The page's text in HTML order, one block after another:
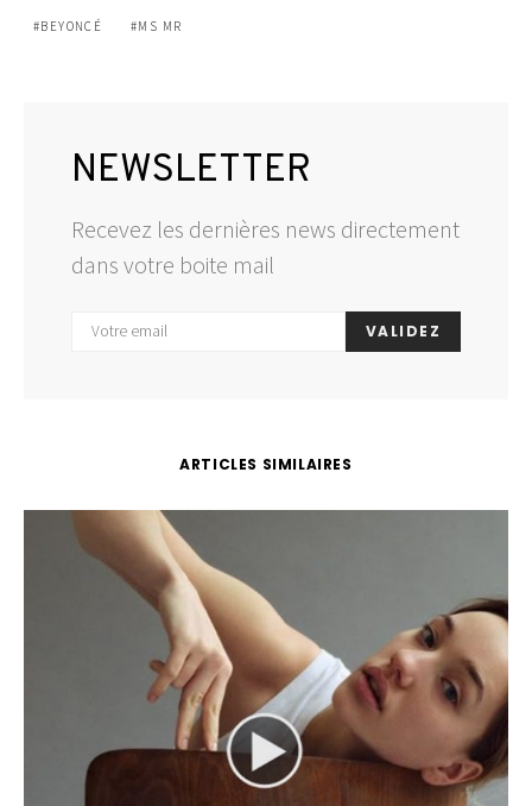
BEYONCÉ MS MR
NEWSLETTER
Recevez les dernières news directement
dans votre boite mail
VALIDEZ
ARTICLES SIMILAIRES